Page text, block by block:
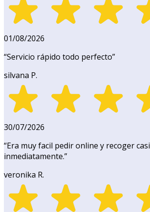
01/08/2026
“Servicio rápido todo perfecto”
silvana P.
30/07/2026
“Era muy facil pedir online y recoger casi
inmediatamente.”
veronika R.